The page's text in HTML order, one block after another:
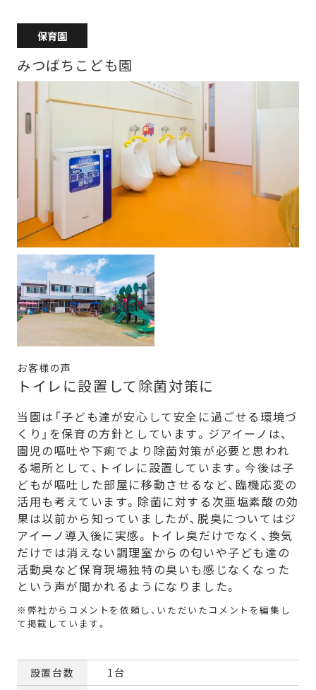
保育園
みつばちこども園
お客様の声
トイレに設置して除菌対策に
当園は「子ども達が安心して安全に過ごせる環境づ
くり」を保育の方針としています。ジアイーノは、
園児の嘔吐や下痢でより除菌対策が必要と思われ
る場所として、トイレに設置しています。今後は子
どもが嘔吐した部屋に移動させるなど、臨機応変の
活用も考えています。除菌に対する次亜塩素酸の効
果は以前から知っていましたが、脱臭についてはジ
アイーノ導入後に実感。トイレ臭だけでなく、換気
だけでは消えない調理室からの匂いや子ども達の
活動臭など保育現場独特の臭いも感じなくなった
という声が聞かれるようになりました。
設置台数
1台